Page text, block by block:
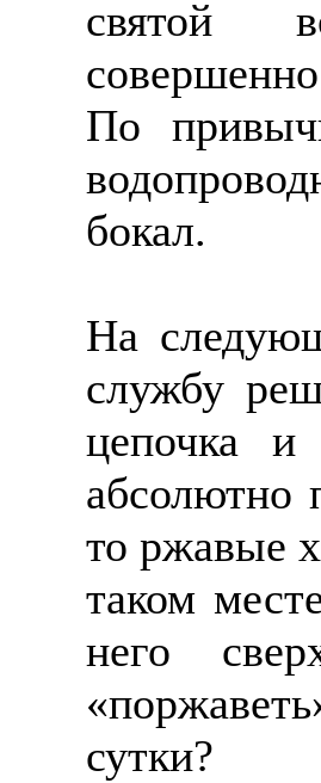
святой
По
бокал.
На
службу
цепочка
абсолютно
то ржавые
таком
него
сутки?